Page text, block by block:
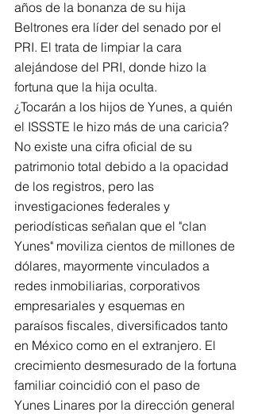
años de la bonanza de su hija
Beltrones era líder del senado por el
PRI. El trata de limpiar la cara
alejándose del PRI, donde hizo la
fortuna que la hija oculta.
¿Tocarán a los hijos de Yunes, a quién
el ISSSTE le hizo más de una caricia?
No existe una cifra oficial de su
patrimonio total debido a la opacidad
de los registros, pero las
investigaciones federales y
periodísticas señalan que el "clan
Yunes" moviliza cientos de millones de
dólares, mayormente vinculados a
redes inmobiliarias, corporativos
empresariales y esquemas en
paraísos fiscales, diversificados tanto
en México como en el extranjero. El
crecimiento desmesurado de la fortuna
familiar coincidió con el paso de
Yunes Linares por la dirección general